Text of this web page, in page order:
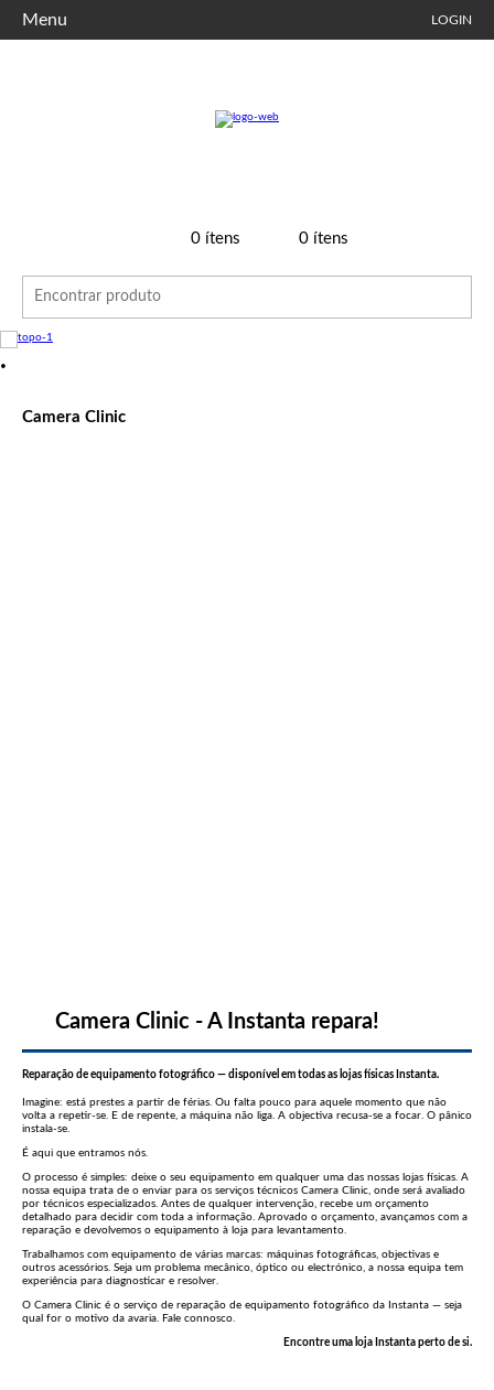
Menu LOGIN
0ítens 0ítens
•
Camera Clinic
Camera Clinic - A Instanta repara!
Reparação de equipamento fotográfico — disponível em todas as lojas físicas Instanta.
Imagine: está prestes a partir de férias. Ou falta pouco para aquele momento que não
volta a repetir-se. E de repente, a máquina não liga. A objectiva recusa-se a focar. O pânico
instala-se.
É aqui que entramos nós.
O processo é simples: deixe o seu equipamento em qualquer uma das nossas lojas físicas. A
nossa equipa trata de o enviar para os serviços técnicos Camera Clinic, onde será avaliado
por técnicos especializados. Antes de qualquer intervenção, recebe um orçamento
detalhado para decidir com toda a informação. Aprovado o orçamento, avançamos com a
reparação e devolvemos o equipamento à loja para levantamento.
Trabalhamos com equipamento de várias marcas: máquinas fotográficas, objectivas e
outros acessórios. Seja um problema mecânico, óptico ou electrónico, a nossa equipa tem
experiência para diagnosticar e resolver.
O Camera Clinic é o serviço de reparação de equipamento fotográfico da Instanta — seja
qual for o motivo da avaria. Fale connosco.
Encontre uma loja Instanta perto de si.